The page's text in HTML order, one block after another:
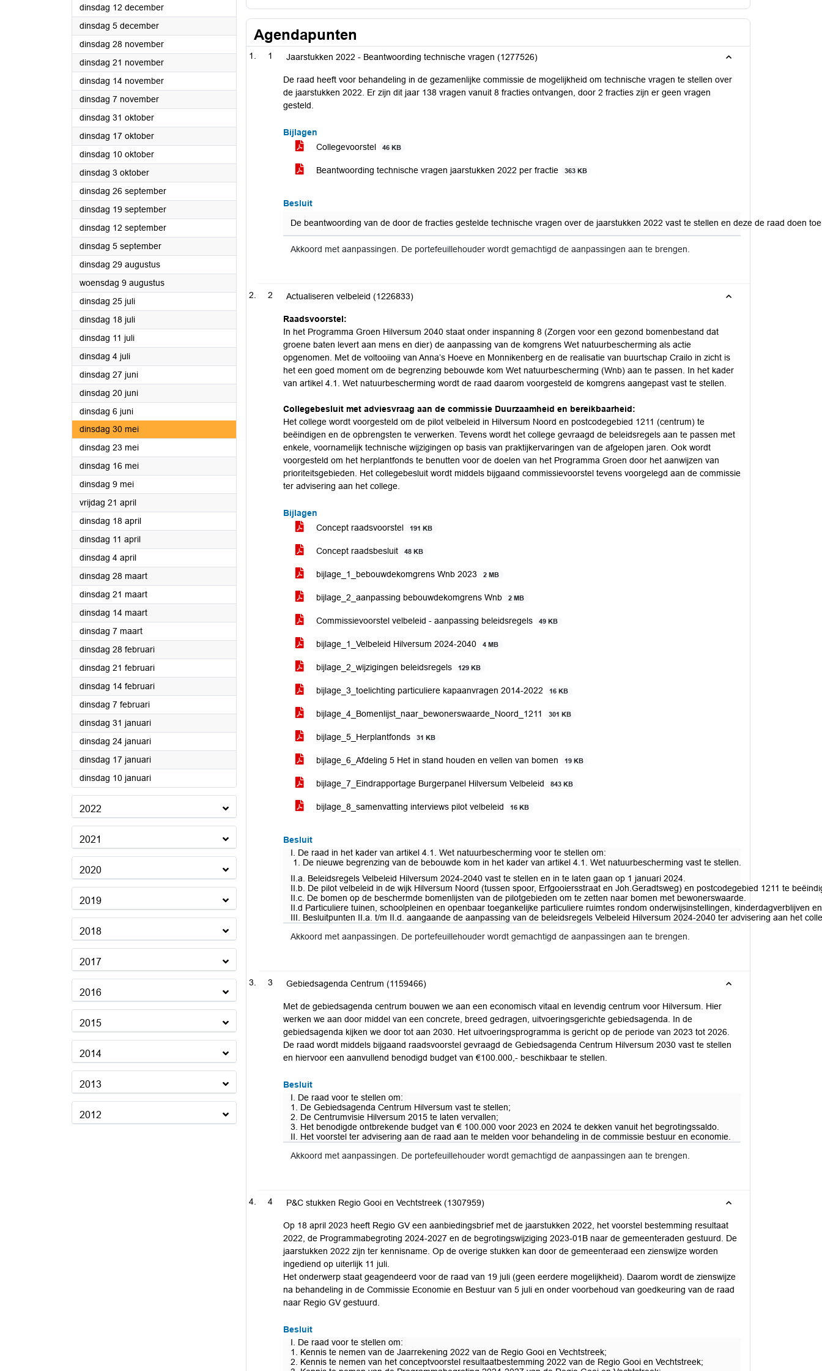
dinsdag 12 december2023
dinsdag 5 december2023
dinsdag 28 november2023
dinsdag 21 november2023
dinsdag 14 november2023
dinsdag 7 november2023
dinsdag 31 oktober2023
dinsdag 17 oktober2023
dinsdag 10 oktober2023
dinsdag 3 oktober2023
dinsdag 26 september2023
dinsdag 19 september2023
dinsdag 12 september2023
dinsdag 5 september2023
dinsdag 29 augustus2023
woensdag 9 augustus2023
dinsdag 25 juli2023
dinsdag 18 juli2023
dinsdag 11 juli2023
dinsdag 4 juli2023
dinsdag 27 juni2023
dinsdag 20 juni2023
dinsdag 6 juni2023
dinsdag 30 mei2023
dinsdag 23 mei2023
dinsdag 16 mei2023
dinsdag 9 mei2023
vrijdag 21 april2023
dinsdag 18 april2023
dinsdag 11 april2023
dinsdag 4 april2023
dinsdag 28 maart2023
dinsdag 21 maart2023
dinsdag 14 maart2023
dinsdag 7 maart2023
dinsdag 28 februari2023
dinsdag 21 februari2023
dinsdag 14 februari2023
dinsdag 7 februari2023
dinsdag 31 januari2023
dinsdag 24 januari2023
dinsdag 17 januari2023
dinsdag 10 januari2023
2022
2021
2020
2019
2018
2017
2016
2015
2014
2013
2012
Agendapunten
1 Jaarstukken 2022 - Beantwoording technische vragen (1277526)
De raad heeft voor behandeling in de gezamenlijke commissie de mogelijkheid om technische vragen te stellen over
de jaarstukken 2022. Er zijn dit jaar 138 vragen vanuit 8 fracties ontvangen, door 2 fracties zijn er geen vragen
gesteld.
Bijlagen
Collegevoorstel
46 KB
Beantwoording technische vragen jaarstukken 2022 per fractie 363 KB
Besluit
De beantwoording van de door de fracties gestelde technische vragen over de jaarstukken 2022 vast te stellen en deze de raad doen
Akkoord met aanpassingen. De portefeuillehouder wordt gemachtigd de aanpassingen aan te brengen.
2 Actualiseren velbeleid (1226833)
Raadsvoorstel:
In het Programma Groen Hilversum 2040 staat onder inspanning 8 (Zorgen voor een gezond bomenbestand dat
groene baten levert aan mens en dier) de aanpassing van de komgrens Wet natuurbescherming als actie
opgenomen. Met de voltooiing van Anna’s Hoeve en Monnikenberg en de realisatie van buurtschap Crailo in zicht is
het een goed moment om de begrenzing bebouwde kom Wet natuurbescherming (Wnb) aan te passen. In het kader
van artikel 4.1. Wet natuurbescherming wordt de raad daarom voorgesteld de komgrens aangepast vast te stellen.
Collegebesluit met adviesvraag aan de commissie Duurzaamheid en bereikbaarheid:
Het college wordt voorgesteld om de pilot velbeleid in Hilversum Noord en postcodegebied 1211 (centrum) te
beëindigen en de opbrengsten te verwerken. Tevens wordt het college gevraagd de beleidsregels aan te passen met
enkele, voornamelijk technische wijzigingen op basis van praktijkervaringen van de afgelopen jaren. Ook wordt
voorgesteld om het herplantfonds te benutten voor de doelen van het Programma Groen door het aanwijzen van
prioriteitsgebieden. Het collegebesluit wordt middels bijgaand commissievoorstel tevens voorgelegd aan de commissie
ter advisering aan het college.
Bijlagen
Concept raadsvoorstel
191 KB
Concept raadsbesluit 48 KB
bijlage_1_bebouwdekomgrens Wnb 2023 2 MB
bijlage_2_aanpassing bebouwdekomgrens Wnb 2 MB
Commissievoorstel velbeleid - aanpassing beleidsregels 49 KB
bijlage_1_Velbeleid Hilversum 2024-2040 4 MB
bijlage_2_wijzigingen beleidsregels 129 KB
bijlage_3_toelichting particuliere kapaanvragen 2014-2022 16 KB
bijlage_4_Bomenlijst_naar_bewonerswaarde_Noord_1211 301 KB
bijlage_5_Herplantfonds 31 KB
bijlage_6_Afdeling 5 Het in stand houden en vellen van bomen 19 KB
bijlage_7_Eindrapportage Burgerpanel Hilversum Velbeleid 843 KB
bijlage_8_samenvatting interviews pilot velbeleid 16 KB
Besluit
I. De raad in het kader van artikel 4.1. Wet natuurbescherming voor te stellen om:
De nieuwe begrenzing van de bebouwde kom in het kader van artikel 4.1. Wet natuurbescherming vast te stellen.
II.a. Beleidsregels Velbeleid Hilversum 2024-2040 vast te stellen en in te laten gaan op 1 januari 2024.
II.b. De pilot velbeleid in de wijk Hilversum Noord (tussen spoor, Erfgooiersstraat en Joh.Geradtsweg) en postcodegebied 1211 te
II.c. De bomen op de beschermde bomenlijsten van de pilotgebieden om te zetten naar bomen met bewonerswaarde.
II.d Particuliere tuinen, schoolpleinen en openbaar toegankelijke particuliere ruimtes rondom onderwijsinstellingen,
III. Besluitpunten II.a. t/m II.d. aangaande de aanpassing van de beleidsregels Velbeleid Hilversum 2024-2040 ter advisering aan het
Akkoord met aanpassingen. De portefeuillehouder wordt gemachtigd de aanpassingen aan te brengen.
3 Gebiedsagenda Centrum (1159466)
Met de gebiedsagenda centrum bouwen we aan een economisch vitaal en levendig centrum voor Hilversum. Hier
werken we aan door middel van een concrete, breed gedragen, uitvoeringsgerichte gebiedsagenda. In de
gebiedsagenda kijken we door tot aan 2030. Het uitvoeringsprogramma is gericht op de periode van 2023 tot 2026.
De raad wordt middels bijgaand raadsvoorstel gevraagd de Gebiedsagenda Centrum Hilversum 2030 vast te stellen
en hiervoor een aanvullend benodigd budget van €100.000,- beschikbaar te stellen.
Besluit
I. De raad voor te stellen om:
1. De Gebiedsagenda Centrum Hilversum vast te stellen;
2. De Centrumvisie Hilversum 2015 te laten vervallen;
3. Het benodigde ontbrekende budget van € 100.000 voor 2023 en 2024 te dekken vanuit het begrotingssaldo.
II. Het voorstel ter advisering aan de raad aan te melden voor behandeling in de commissie bestuur en economie.
Akkoord met aanpassingen. De portefeuillehouder wordt gemachtigd de aanpassingen aan te brengen.
4 P&C stukken Regio Gooi en Vechtstreek (1307959)
Op 18 april 2023 heeft Regio GV een aanbiedingsbrief met de jaarstukken 2022, het voorstel bestemming resultaat
2022, de Programmabegroting 2024-2027 en de begrotingswijziging 2023-01B naar de gemeenteraden gestuurd. De
jaarstukken 2022 zijn ter kennisname. Op de overige stukken kan door de gemeenteraad een zienswijze worden
ingediend op uiterlijk 11 juli.
Het onderwerp staat geagendeerd voor de raad van 19 juli (geen eerdere mogelijkheid). Daarom wordt de zienswijze
na behandeling in de Commissie Economie en Bestuur van 5 juli en onder voorbehoud van goedkeuring van de raad
naar Regio GV gestuurd.
Besluit
I. De raad voor te stellen om:
1. Kennis te nemen van de Jaarrekening 2022 van de Regio Gooi en Vechtstreek;
2. Kennis te nemen van het conceptvoorstel resultaatbestemming 2022 van de Regio Gooi en Vechtstreek;